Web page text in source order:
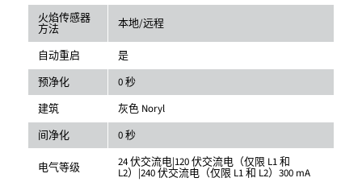
火焰传感器
方法 本地/远程
自动重启
是
预净化
0 秒
建筑
灰色 Noryl
间净化
0 秒
电气等级 24 伏交流电|120 伏交流电（仅限 L1 和
L2）|240 伏交流电（仅限 L1 和 L2）300 mA